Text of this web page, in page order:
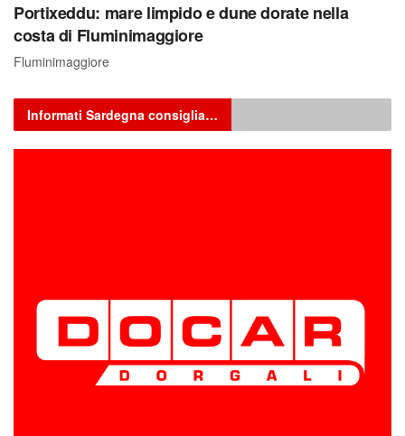
Portixeddu: mare limpido e dune dorate nella
costa di Fluminimaggiore
Fluminimaggiore
Informati Sardegna consiglia…